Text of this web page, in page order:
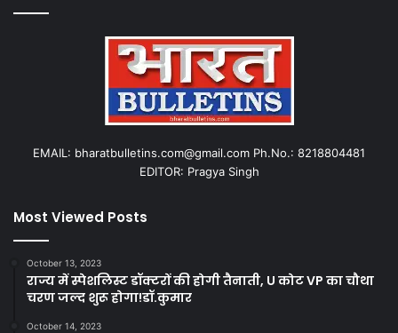
EMAIL: bharatbulletins.com@gmail.com Ph.No.: 8218804481
EDITOR: Pragya Singh
Most Viewed Posts
October 13, 2023
राज्य में स्पेशलिस्ट डॉक्टरों की होगी तैनाती, U कोट VP का चौथा
चरण जल्द शुरू होगा!डॉ.कुमार
October 14, 2023